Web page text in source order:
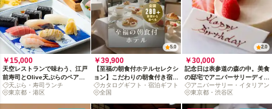
￥15,000
天空レストランで味わう、江戸
前寿司とOlive天ぷらのペアラ
ンチコース
天ぷら・寿司ランチ
東京都・港区
5.0
￥39,900
【至福の朝食付ホテルセレクシ
ョン】こだわりの朝食付き宿泊
カタログギフト: 掲載数280施
設〜
カタログギフト・宿泊ギフト
全国
2.0
￥30,000
記念日は表参道の森の中。美食
の邸宅でアニバーサリーディナ
ーアニバーサリー・イタリアン
東京都・渋谷区